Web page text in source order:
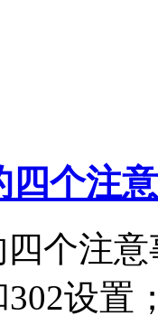
四个注
个注
设置